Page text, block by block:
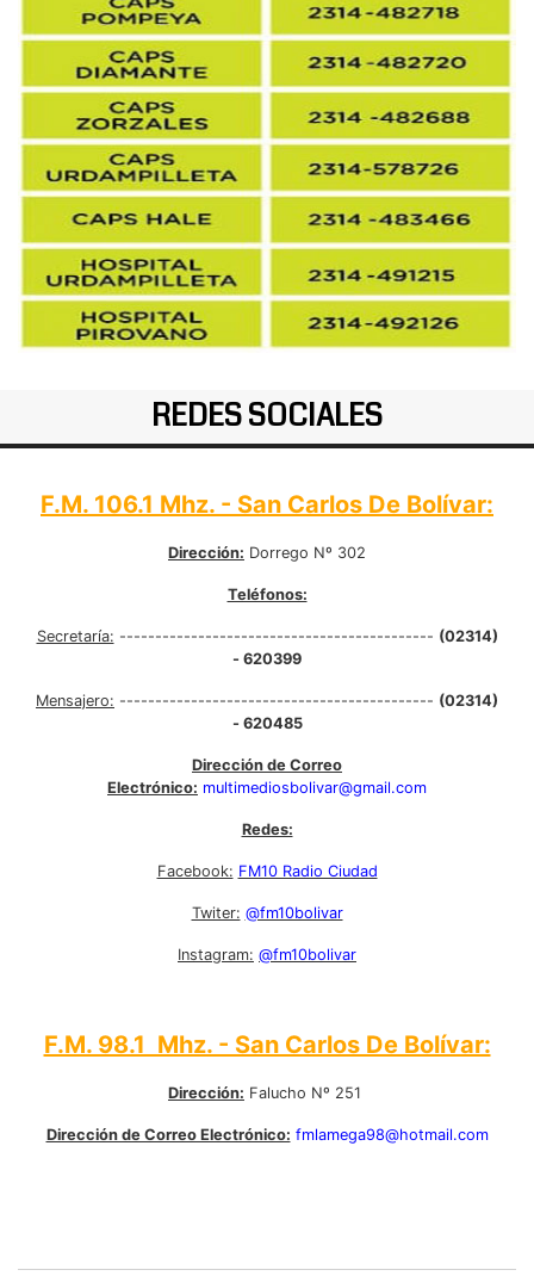
REDES SOCIALES
F.M. 106.1 Mhz. - San Carlos De Bolívar:
Dirección: Dorrego Nº 302
Teléfonos:
Secretaría: -------------------------------------------- (02314)
- 620399
Mensajero: -------------------------------------------- (02314)
- 620485
Dirección de Correo
Electrónico: multimediosbolivar@gmail.com
Redes:
Facebook: FM10 Radio Ciudad
Twiter: @fm10bolivar
Instagram: @fm10bolivar
F.M. 98.1 Mhz. - San Carlos De Bolívar:
Dirección: Falucho Nº 251
Dirección de Correo Electrónico: fmlamega98@hotmail.com